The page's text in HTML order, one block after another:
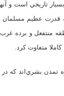
تاريخي است و
قدرت عظيم مسلمان
منتفعل و برده
متفاوت كرد.
تمدن بشري‌اند كه در